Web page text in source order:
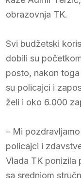
obrazovnja TK.
Svi budžetski
dobili su
posto, nakon
su policajci i
želi i oko 6.000
– Mi
policajci i
Vlada TK ponizila
sa srednjom